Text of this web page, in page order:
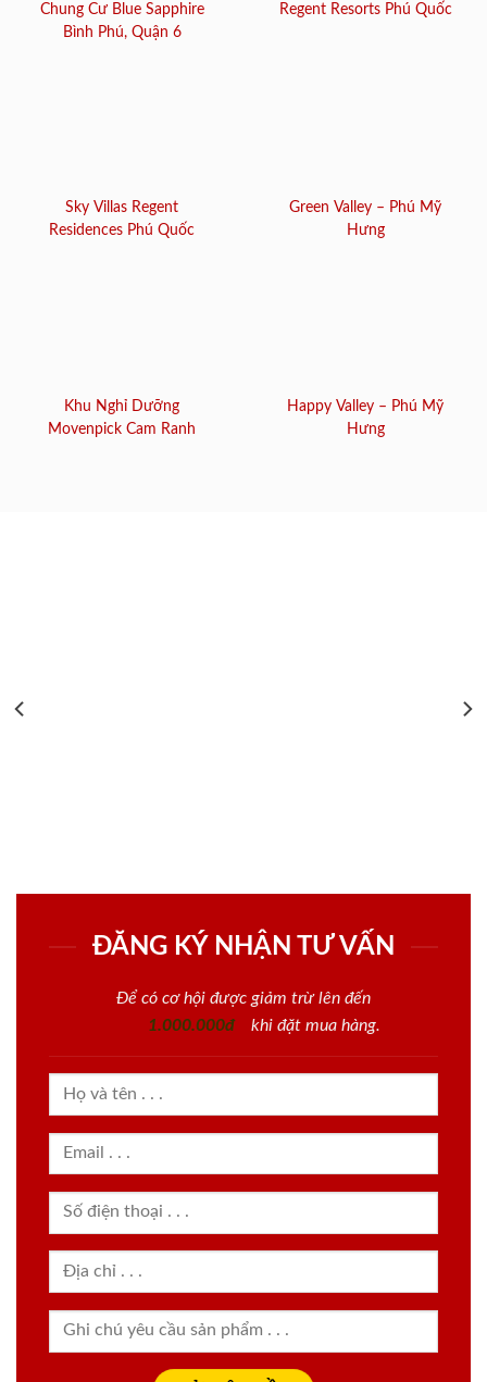
Chung Cư Blue Sapphire
Bình Phú, Quận 6
Regent Resorts Phú Quốc
Sky Villas Regent
Residences Phú Quốc
Green Valley – Phú Mỹ
Hưng
Khu Nghỉ Dưỡng
Movenpick Cam Ranh
Happy Valley – Phú Mỹ
Hưng
ĐĂNG KÝ NHẬN TƯ VẤN
Để có cơ hội được giảm trừ lên đến
1.000.000đ
khi đặt mua hàng.